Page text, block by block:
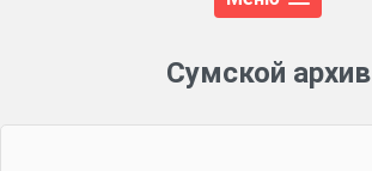
Сумской архив